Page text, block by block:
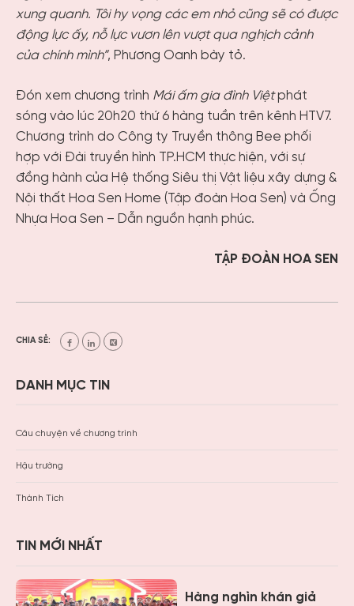
xung quanh. Tôi hy vọng các em nhỏ cũng sẽ có được
động lực ấy, nỗ lực vươn lên vượt qua nghịch cảnh
của chính mình”, Phương Oanh bày tỏ.
Đón xem chương trình Mái ấm gia đình Việtphát
sóng vào lúc 20h20 thứ 6 hàng tuần trên kênh HTV7.
Chương trình do Công ty Truyền thông Bee phối
hợp với Đài truyền hình TP.HCM thực hiện, với sự
đồng hành của Hệ thống Siêu thị Vật liệu xây dựng &
Nội thất Hoa Sen Home (Tập đoàn Hoa Sen) và Ống
Nhựa Hoa Sen – Dẫn nguồn hạnh phúc.
TẬP ĐOÀN HOA SEN
CHIA SẺ:
DANH MỤC TIN
Câu chuyện về chương trình
Hậu trường
Thành Tích
TIN MỚI NHẤT
Hàng nghìn khán giả